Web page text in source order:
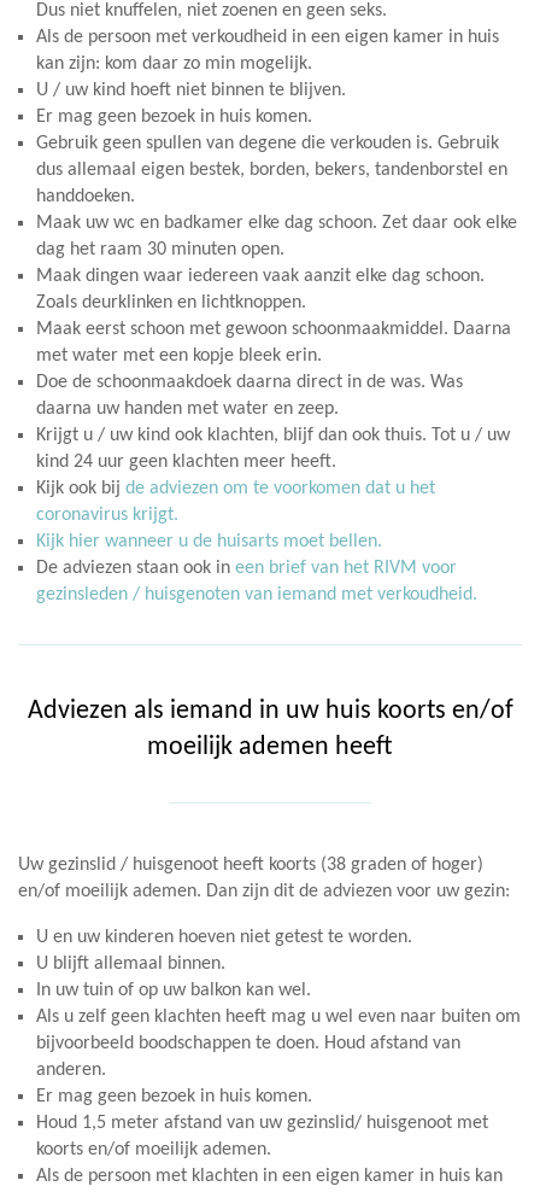
Dus niet knuffelen, niet zoenen en geen seks.
Als de persoon met verkoudheid in een eigen kamer in huis
kan zijn: kom daar zo min mogelijk.
U / uw kind hoeft niet binnen te blijven.
Er mag geen bezoek in huis komen.
Gebruik geen spullen van degene die verkouden is. Gebruik
dus allemaal eigen bestek, borden, bekers, tandenborstel en
handdoeken.
Maak uw wc en badkamer elke dag schoon. Zet daar ook elke
dag het raam 30 minuten open.
Maak dingen waar iedereen vaak aanzit elke dag schoon.
Zoals deurklinken en lichtknoppen.
Maak eerst schoon met gewoon schoonmaakmiddel. Daarna
met water met een kopje bleek erin.
Doe de schoonmaakdoek daarna direct in de was. Was
daarna uw handen met water en zeep.
Krijgt u / uw kind ook klachten, blijf dan ook thuis. Tot u / uw
kind 24 uur geen klachten meer heeft.
Kijk ook bij de adviezen om te voorkomen dat u het
coronavirus krijgt.
Kijk hier wanneer u de huisarts moet bellen.
De adviezen staan ook in een brief van het RIVM voor
gezinsleden / huisgenoten van iemand met verkoudheid.
Adviezen als iemand in uw huis koorts en/of
moeilijk ademen heeft
Uw gezinslid / huisgenoot heeft koorts (38 graden of hoger)
en/of moeilijk ademen. Dan zijn dit de adviezen voor uw gezin:
U en uw kinderen hoeven niet getest te worden.
U blijft allemaal binnen.
In uw tuin of op uw balkon kan wel.
Als u zelf geen klachten heeft mag u wel even naar buiten om
bijvoorbeeld boodschappen te doen. Houd afstand van
anderen.
Er mag geen bezoek in huis komen.
Houd 1,5 meter afstand van uw gezinslid/ huisgenoot met
koorts en/of moeilijk ademen.
Als de persoon met klachten in een eigen kamer in huis kan